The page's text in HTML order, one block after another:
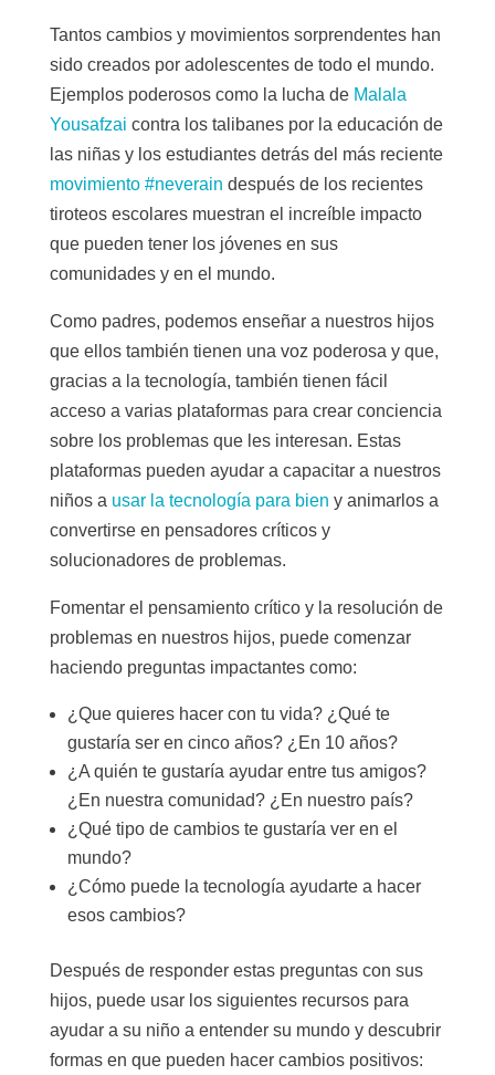
Tantos cambios y movimientos sorprendentes han
sido creados por adolescentes de todo el mundo.
Ejemplos poderosos como la lucha de Malala
Yousafzai contra los talibanes por la educación de
las niñas y los estudiantes detrás del más reciente
movimiento #neverain después de los recientes
tiroteos escolares muestran el increíble impacto
que pueden tener los jóvenes en sus
comunidades y en el mundo.
Como padres, podemos enseñar a nuestros hijos
que ellos también tienen una voz poderosa y que,
gracias a la tecnología, también tienen fácil
acceso a varias plataformas para crear conciencia
sobre los problemas que les interesan. Estas
plataformas pueden ayudar a capacitar a nuestros
niños a usar la tecnología para bien y animarlos a
convertirse en pensadores críticos y
solucionadores de problemas.
Fomentar el pensamiento crítico y la resolución de
problemas en nuestros hijos, puede comenzar
haciendo preguntas impactantes como:
¿Que quieres hacer con tu vida? ¿Qué te
gustaría ser en cinco años? ¿En 10 años?
¿A quién te gustaría ayudar entre tus amigos?
¿En nuestra comunidad? ¿En nuestro país?
¿Qué tipo de cambios te gustaría ver en el
mundo?
¿Cómo puede la tecnología ayudarte a hacer
esos cambios?
Después de responder estas preguntas con sus
hijos, puede usar los siguientes recursos para
ayudar a su niño a entender su mundo y descubrir
formas en que pueden hacer cambios positivos: